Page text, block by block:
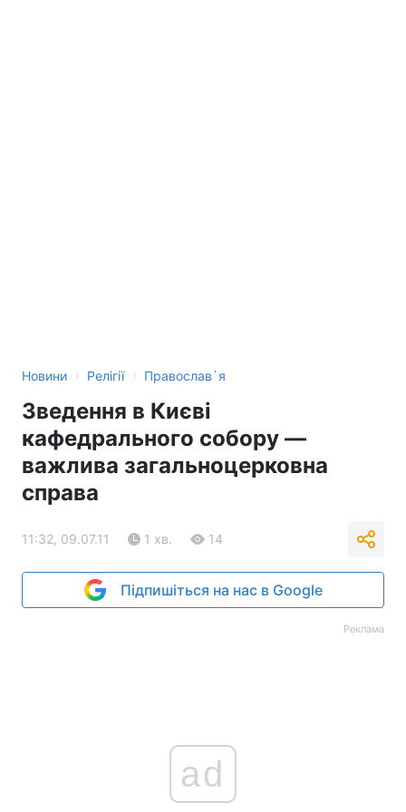
Новини › Релігії › Православ`я
Зведення в Києві
кафедрального собору —
важлива загальноцерковна
справа
11:32, 09.07.11 1 хв. 14
Підпишіться на нас в Google
Реклама
ad